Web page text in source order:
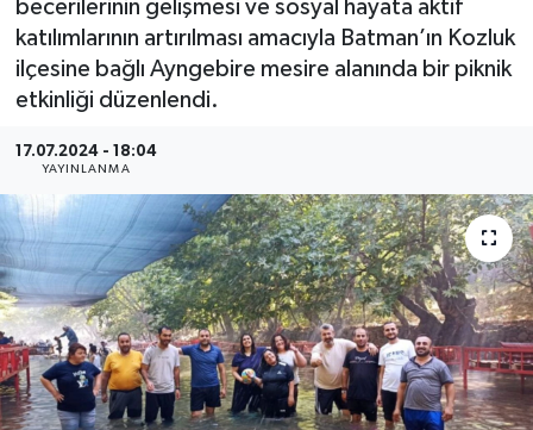
becerilerinin gelişmesi ve sosyal hayata aktif
katılımlarının artırılması amacıyla Batman’ın Kozluk
ilçesine bağlı Ayngebire mesire alanında bir piknik
etkinliği düzenlendi.
17.07.2024 - 18:04
YAYINLANMA
KÜLTÜR-SANAT
SAĞLIK-YAŞAM
Son Dakika Haberleri
Haber Arşivi